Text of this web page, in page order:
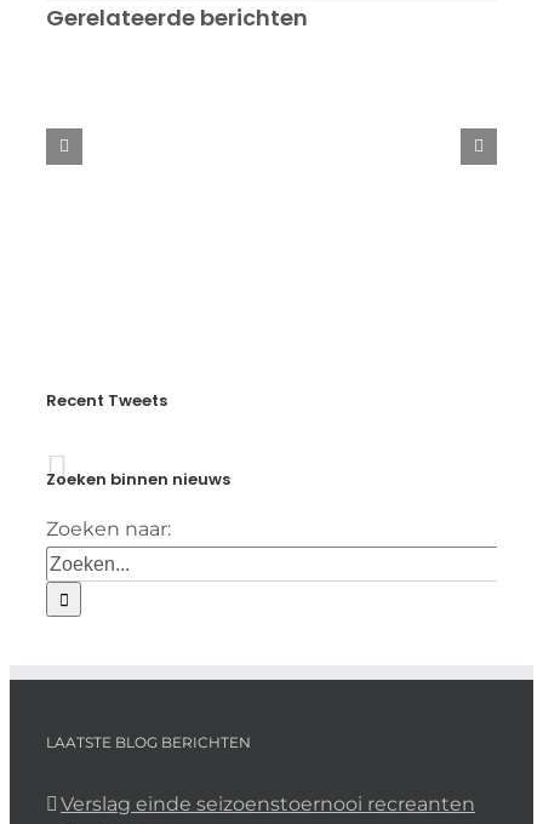
Gerelateerde berichten
Recent Tweets
Zoeken binnen nieuws
Zoeken naar:
LAATSTE BLOG BERICHTEN
Verslag einde seizoenstoernooi recreanten